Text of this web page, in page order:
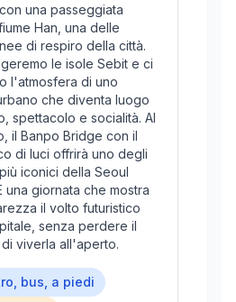
una passeggiata
Han, una delle
di respiro della città.
le isole Sebit e ci
l'atmosfera di uno
che diventa luogo
spettacolo e socialità. Al
il Banpo Bridge con il
di luci offrirà uno degli
iconici della Seoul
una giornata che mostra
il volto futuristico
senza perdere il
viverla all'aperto.
bus, a piedi